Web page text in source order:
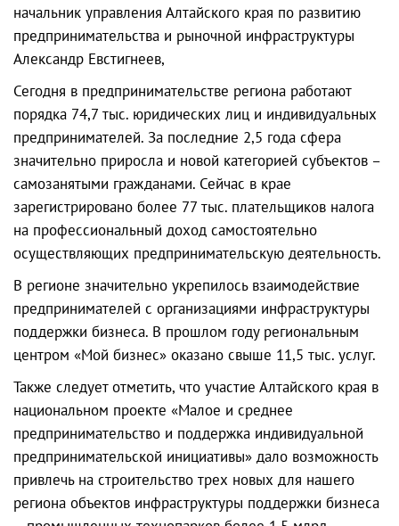
начальник управления Алтайского края по развитию
предпринимательства и рыночной инфраструктуры
Александр Евстигнеев,
Сегодня в предпринимательстве региона работают
порядка 74,7 тыс. юридических лиц и индивидуальных
предпринимателей. За последние 2,5 года сфера
значительно приросла и новой категорией субъектов –
самозанятыми гражданами. Сейчас в крае
зарегистрировано более 77 тыс. плательщиков налога
на профессиональный доход самостоятельно
осуществляющих предпринимательскую деятельность.
В регионе значительно укрепилось взаимодействие
предпринимателей с организациями инфраструктуры
поддержки бизнеса. В прошлом году региональным
центром «Мой бизнес» оказано свыше 11,5 тыс. услуг.
Также следует отметить, что участие Алтайского края в
национальном проекте «Малое и среднее
предпринимательство и поддержка индивидуальной
предпринимательской инициативы» дало возможность
привлечь на строительство трех новых для нашего
региона объектов инфраструктуры поддержки бизнеса